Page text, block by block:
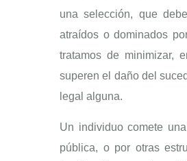
una selección, que
atraídos o dominados
tratamos de minimizar,
superen el daño del
legal alguna.
Un individuo comete
pública, o por otras